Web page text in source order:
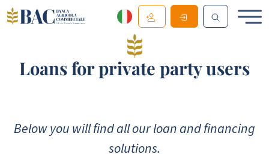
Loans for private party users
Below you will find all our loan and financing
solutions.